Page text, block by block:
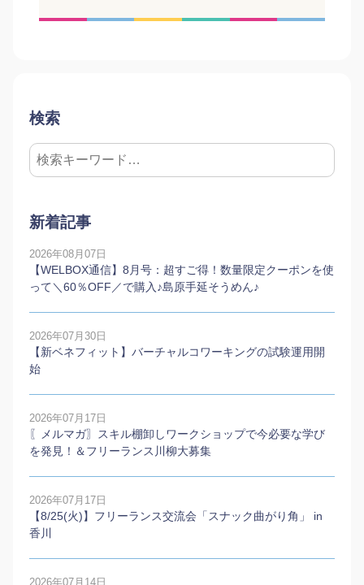
検索
新着記事
2026年08月07日
【WELBOX通信】8月号：超すご得！数量限定クーポンを使
って＼60％OFF／で購入♪島原手延そうめん♪
2026年07月30日
【新ベネフィット】バーチャルコワーキングの試験運用開
始
2026年07月17日
〖メルマガ〗スキル棚卸しワークショップで今必要な学び
を発見！＆フリーランス川柳大募集
2026年07月17日
【8/25(火)】フリーランス交流会「スナック曲がり角」 in
香川
2026年07月14日